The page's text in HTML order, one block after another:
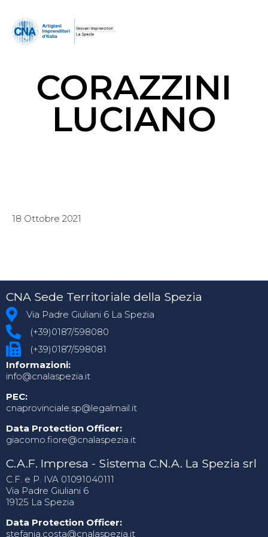
CORAZZINI
LUCIANO
18 Ottobre 2021
CNA Sede Territoriale della Spezia
Via Padre Giuliani 6 La Spezia
(+39)0187/598080
(+39)0187/598081
Informazioni:
info@cnalaspezia.it
PEC:
cnaprovinciale.sp@legalmail.it
Data Protection Officer:
giacomo.fiore@cnalaspezia.it
C.A.F. Impresa - Sistema C.N.A. La Spezia srl
C.F. e P. IVA 01091040111
Via Padre Giuliani 6
19125 La Spezia
Data Protection Officer:
stefania.costa@cnalaspezia.it